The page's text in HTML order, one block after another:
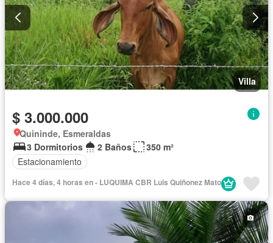
Villa
$ 3.000.000
Quininde, Esmeraldas
3 Dormitorios
2 Baños
350 m²
Estacionamiento
Hace 4 días, 4 horas en - LUQUIMA CBR Luis Quiñonez Mato